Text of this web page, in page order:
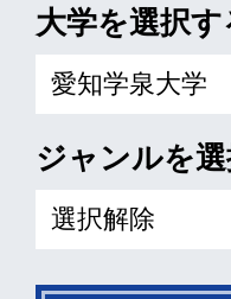
大学を選択す
ジャンルを